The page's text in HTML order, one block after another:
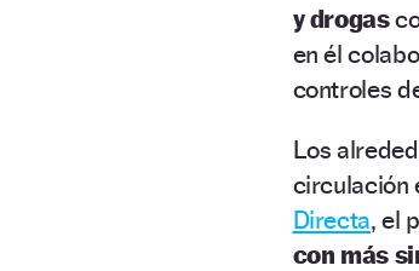
y drogas
en él
controles
Los
circulación
Directa, el
con más